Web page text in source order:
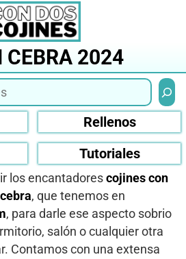
CEBRA 2024
Rellenos
Tutoriales
los encantadores cojines con
, que tenemos en
, para darle ese aspecto sobrio
salón o cualquier otra
Contamos con una extensa